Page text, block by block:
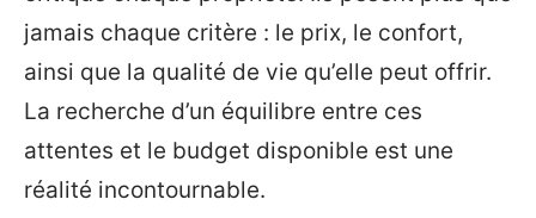
jamais chaque critère : le prix, le confort,
ainsi que la qualité de vie qu’elle peut offrir.
La recherche d’un équilibre entre ces
attentes et le budget disponible est une
réalité incontournable.